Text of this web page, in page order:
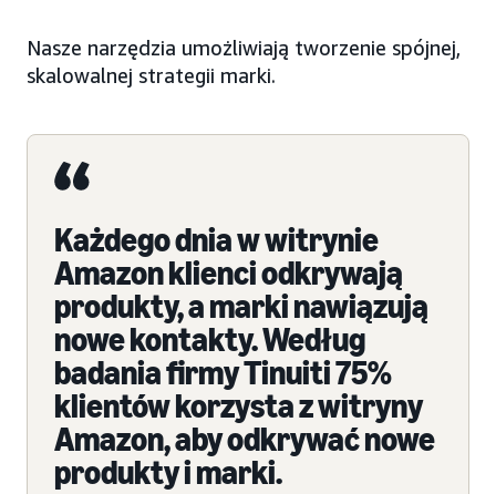
Nasze narzędzia umożliwiają tworzenie spójnej,
skalowalnej strategii marki.
Każdego dnia w witrynie
Amazon klienci odkrywają
produkty, a marki nawiązują
nowe kontakty. Według
badania firmy Tinuiti 75%
klientów korzysta z witryny
Amazon, aby odkrywać nowe
produkty i marki.